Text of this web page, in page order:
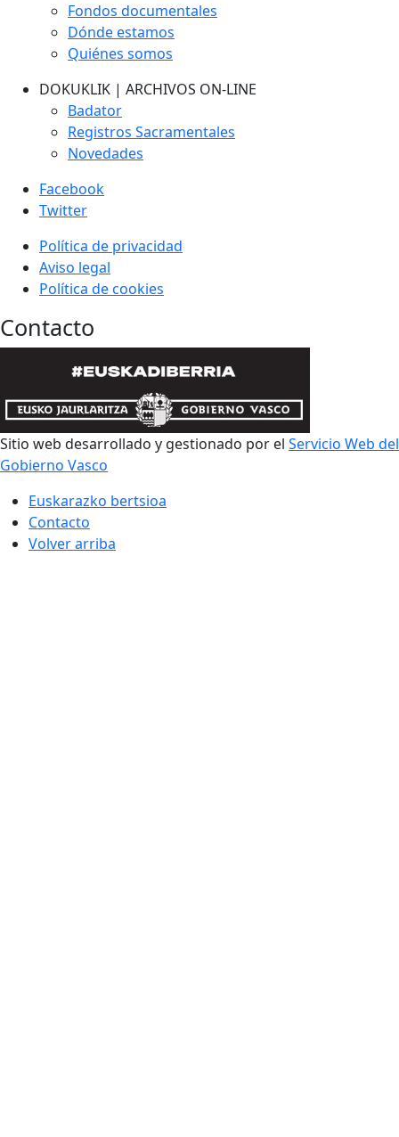
Fondos documentales
Dónde estamos
Quiénes somos
DOKUKLIK | ARCHIVOS ON-LINE
Badator
Registros Sacramentales
Novedades
Facebook
Twitter
Política de privacidad
Aviso legal
Política de cookies
Contacto
Sitio web desarrollado y gestionado por el Servicio Web del
Gobierno Vasco
Euskarazko bertsioa
Contacto
Volver arriba